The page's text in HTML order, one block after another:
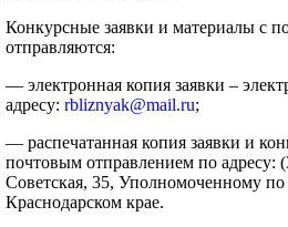
Конкурсные заявки и материалы
отправляются:
— электронная копия заявки –
адресу: rbliznyak@mail.ru;
— распечатанная копия заявки и
почтовым отправлением по адресу:
Советская, 35, Уполномоченному по
Краснодарском крае.